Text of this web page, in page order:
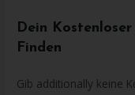
Dein
Finden
Gib additionally keine